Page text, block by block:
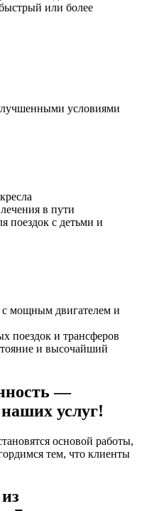
или более
условиями
в пути
поездок с детьми и
мощным двигателем и
поездок и трансферов
и высочайший
—
услуг!
основой работы,
тем, что клиенты